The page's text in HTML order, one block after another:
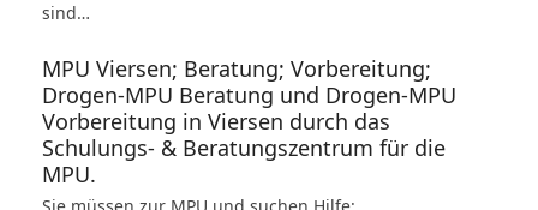
sind…
MPU Viersen; Beratung; Vorbereitung;
Drogen-MPU Beratung und Drogen-MPU
Vorbereitung in Viersen durch das
Schulungs- & Beratungszentrum für die
MPU.